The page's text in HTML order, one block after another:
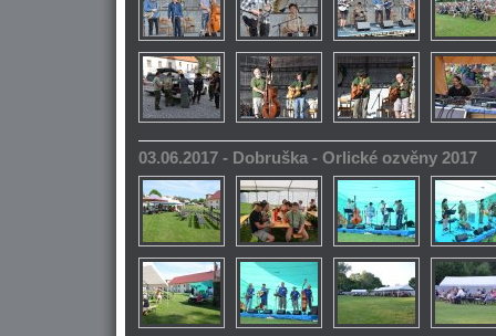
03.06.2017 - Dobruška - Orlické ozvěny 2017